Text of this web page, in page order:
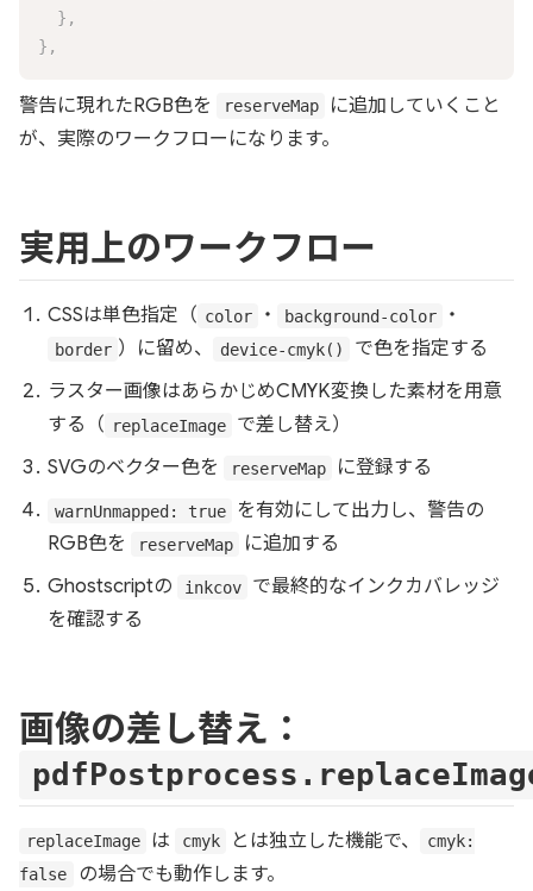
} ,
} ,
警告に現れたRGB色を reserveMap
に追加していくこと
が、実際のワークフローになります。
実用上のワークフロー
CSSは単色指定（ color ・ background-color ・
border ）に留め、 device-cmyk()
で色を指定する
ラスター画像はあらかじめCMYK変換した素材を用意
する（ replaceImage
で差し替え）
SVGのベクター色を
reserveMap に登録する
warnUnmapped: true
を有効にして出力し、警告の
RGB色を
reserveMap
に追加する
Ghostscriptの
inkcov
で最終的なインクカバレッジ
を確認する
画像の差し替え：
replaceImage は cmyk とは独立した機能で、
cmyk:
false
の場合でも動作します。